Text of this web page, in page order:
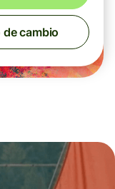
cambio